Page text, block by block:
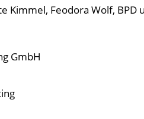
Kimmel, Feodora Wolf, BPD
GmbH